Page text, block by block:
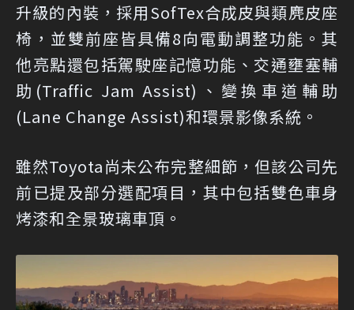
升級的內裝，採用SofTex合成皮與類麂皮座
椅，並雙前座皆具備8向電動調整功能。其
他亮點還包括駕駛座記憶功能、交通壅塞輔
助(Traffic Jam Assist)、變換車道輔助
(Lane Change Assist)和環景影像系統。
雖然Toyota尚未公布完整細節，但該公司先
前已提及部分選配項目，其中包括雙色車身
烤漆和全景玻璃車頂。